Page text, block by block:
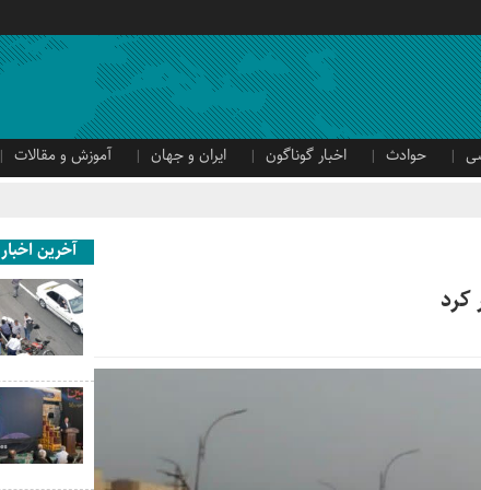
حوادث اخبار گوناگون ایران و جهان آموزش و مقالات
کرد
آخرین اخبار